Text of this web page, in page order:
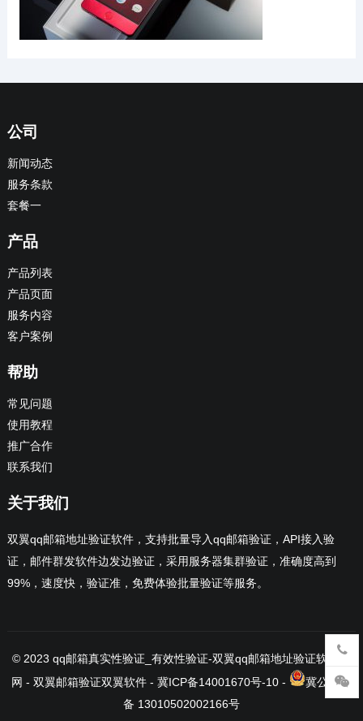
公司
新闻动态
服务条款
套餐一
产品
产品列表
产品页面
服务内容
客户案例
帮助
常见问题
使用教程
推广合作
联系我们
关于我们
双翼qq邮箱地址验证软件，支持批量导入qq邮箱验证，API接入验
证，邮件群发软件边发边验证，采用服务器集群验证，准确度高到
99%，速度快，验证准，免费体验批量验证等服务。
© 2023qq邮箱真实性验证_有效性验证-双翼qq邮箱地址验证软件官
网 - 双翼邮箱验证双翼软件 -冀ICP备14001670号-10 -
冀公网安
备 13010502002166号